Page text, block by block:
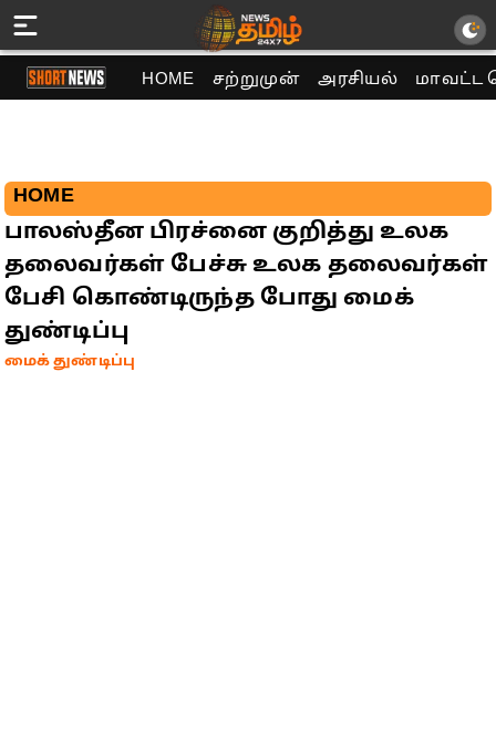
HOME சற்றுமுன் அரசியல் மாவட்ட
HOME
பாலஸ்தீன பிரச்னை குறித்து உலக
தலைவர்கள் பேச்சு உலக தலைவர்கள்
பேசி கொண்டிருந்த போது மைக்
துண்டிப்பு
மைக் துண்டிப்பு